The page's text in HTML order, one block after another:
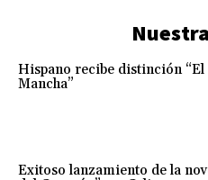
Hispano recibe distinción “El
Mancha”
Exitoso lanzamiento de la